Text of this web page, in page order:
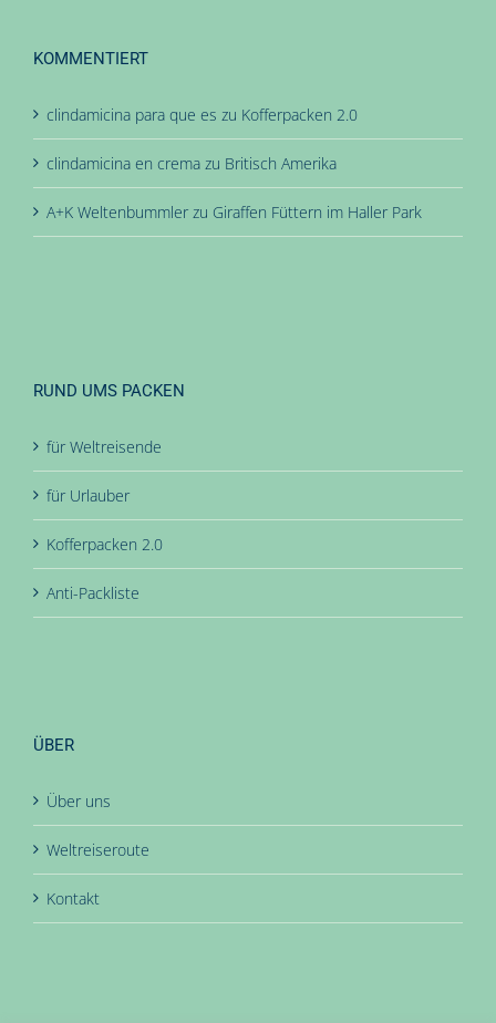
KOMMENTIERT
clindamicina para que es zu Kofferpacken 2.0
clindamicina en crema zu Britisch Amerika
A+K Weltenbummler zu Giraffen Füttern im Haller Park
RUND UMS PACKEN
für Weltreisende
für Urlauber
Kofferpacken 2.0
Anti-Packliste
ÜBER
Über uns
Weltreiseroute
Kontakt